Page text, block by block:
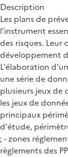
Description
Les plans de
l'instrument
des risques.
développement
L'élaboration
une série de
plusieurs jeux de
les jeux de
principaux
d'étude,
; - zones
règlements des